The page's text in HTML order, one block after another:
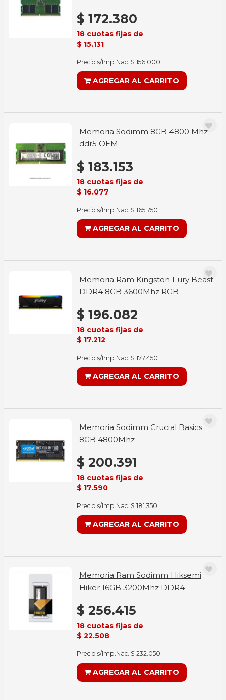
$ 172.380
18 cuotas fijas de
$ 15.131
Precio s/Imp.Nac. $ 156.000
AGREGAR AL CARRITO
Memoria Sodimm 8GB 4800 Mhz
ddr5 OEM
$ 183.153
18 cuotas fijas de
$ 16.077
Precio s/Imp.Nac. $ 165.750
AGREGAR AL CARRITO
Memoria Ram Kingston Fury Beast
DDR4 8GB 3600Mhz RGB
$ 196.082
18 cuotas fijas de
$ 17.212
Precio s/Imp.Nac. $ 177.450
AGREGAR AL CARRITO
Memoria Sodimm Crucial Basics
8GB 4800Mhz
$ 200.391
18 cuotas fijas de
$ 17.590
Precio s/Imp.Nac. $ 181.350
AGREGAR AL CARRITO
Memoria Ram Sodimm Hiksemi
Hiker 16GB 3200Mhz DDR4
$ 256.415
18 cuotas fijas de
$ 22.508
Precio s/Imp.Nac. $ 232.050
AGREGAR AL CARRITO